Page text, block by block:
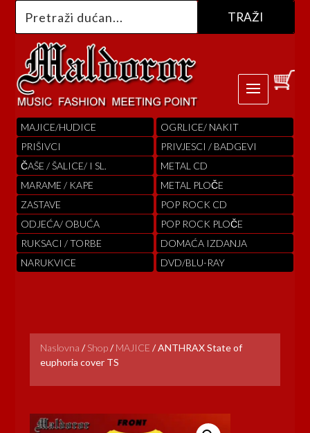
MAJICE/HUDICE
PRIŠIVCI
ČAŠE / ŠALICE/ I SL.
MARAME / KAPE
ZASTAVE
ODJEĆA/ OBUĆA
RUKSACI / TORBE
NARUKVICE
OGRLICE/ NAKIT
PRIVJESCI / BADGEVI
METAL CD
METAL PLOČE
POP ROCK CD
POP ROCK PLOČE
DOMAĆA IZDANJA
DVD/BLU-RAY
Naslovna / Shop/ MAJICE /ANTHRAX State of
euphoria cover TS